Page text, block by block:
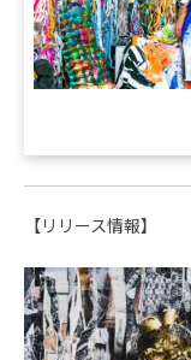
【リリース情報】